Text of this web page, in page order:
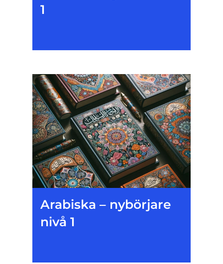
1
Arabiska – nybörjare
nivå 1